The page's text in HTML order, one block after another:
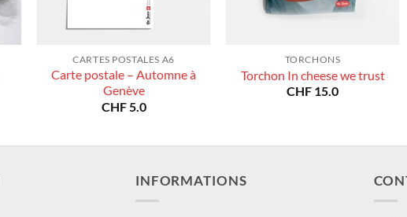
CARTES POSTALES A6
Carte postale – Automne à
Genève
CHF5.0
TORCHONS
Torchon In cheese we trust
CHF 15.0
INFORMATIONS